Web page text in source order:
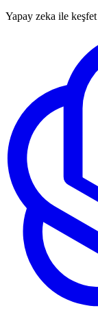
Yapay zeka ile keşfet